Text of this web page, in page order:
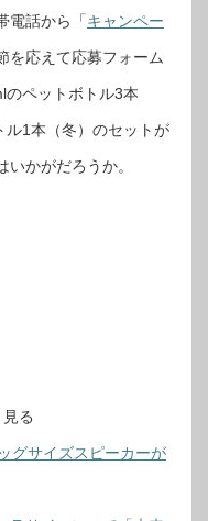
電話から「キャンペー
を応えて応募フォーム
のペットボトル3本
ル1本（冬）のセットが
かがだろうか。
る
グサイズスピーカーが